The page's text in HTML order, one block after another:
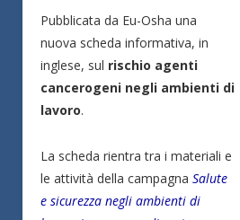
Pubblicata da Eu-Osha una
nuova scheda informativa, in
inglese, sul rischio agenti
cancerogeni negli ambienti di
lavoro.
La scheda rientra tra i materiali e
le attività della campagna Salute
e sicurezza negli ambienti di